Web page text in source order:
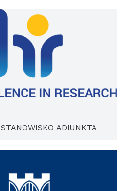
ADIUNKTA